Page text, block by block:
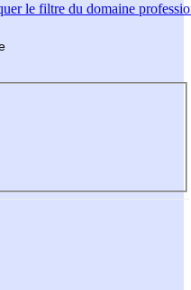
le filtre du domaine